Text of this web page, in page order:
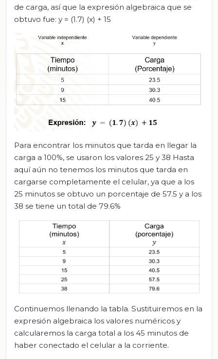
de carga, así que la expresión algebraica que se
obtuvo fue: y = (1.7) (x) + 15
Para encontrar los minutos que tarda en llegar la
carga a 100%, se usaron los valores 25 y 38 Hasta
aquí aún no tenemos los minutos que tarda en
cargarse completamente el celular, ya que a los
25 minutos se obtuvo un porcentaje de 57.5 y a los
38 se tiene un total de 79.6%
Continuemos llenando la tabla. Sustituiremos en la
expresión algebraica los valores numéricos y
calcularemos la carga total a los 45 minutos de
haber conectado el celular a la corriente.